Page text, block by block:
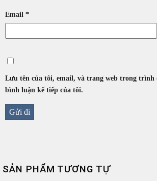
Email *
Lưu tên của tôi, email, và trang web trong trình
bình luận kế tiếp của tôi.
SẢN PHẨM TƯƠNG TỰ